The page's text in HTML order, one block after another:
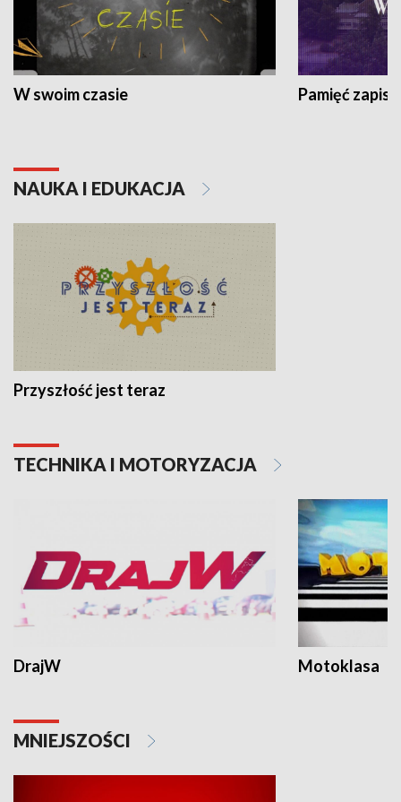
W swoim czasie Pamięć
NAUKA I EDUKACJA
Przyszłość jest teraz
TECHNIKA I MOTORYZACJA
DrajW Motoklasa
MNIEJSZOŚCI